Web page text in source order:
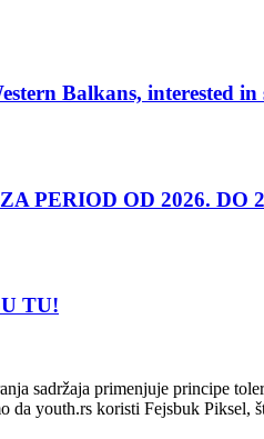
Balkans, interested
PERIOD OD 2026. DO
TU!
sadržaja primenjuje principe
da youth.rs koristi Fejsbuk